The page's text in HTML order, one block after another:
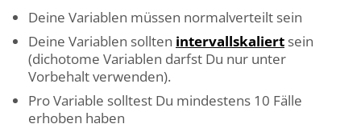
Deine Variablen müssen normalverteilt sein
Deine Variablen sollten intervallskaliert sein
(dichotome Variablen darfst Du nur unter
Vorbehalt verwenden).
Pro Variable solltest Du mindestens 10 Fälle
erhoben haben